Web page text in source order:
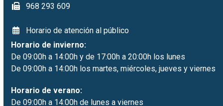
968 293 609
Horario de atención al público
Horario de invierno:
De 09:00h a 14:00h y de 17:00h a 20:00h los lunes
De 09:00h a 14:00h los martes, miércoles, jueves y viernes
Horario de verano:
De 09:00h a 14:00h de lunes a viernes